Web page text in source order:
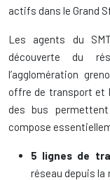
actifs dans le Grand
Les agents du
découverte du
l’agglomération
offre de transport et
des bus
compose
5 lignes de
réseau depuis la